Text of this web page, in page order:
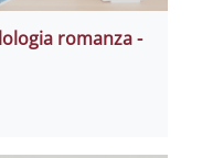
romanza -